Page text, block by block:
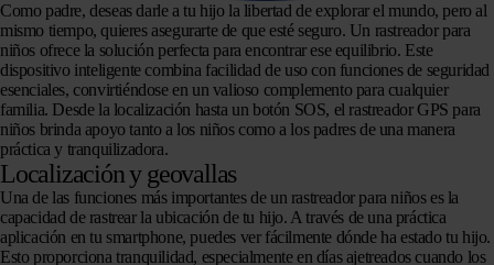
Como padre, deseas darle a tu hijo la libertad de explorar el mundo, pero al
mismo tiempo, quieres asegurarte de que esté seguro. Un rastreador para
niños ofrece la solución perfecta para encontrar ese equilibrio. Este
dispositivo inteligente combina facilidad de uso con funciones de seguridad
esenciales, convirtiéndose en un valioso complemento para cualquier
familia. Desde la localización hasta un botón SOS, el rastreador GPS para
niños brinda apoyo tanto a los niños como a los padres de una manera
práctica y tranquilizadora.
Localización y geovallas
Una de las funciones más importantes de un rastreador para niños es la
capacidad de rastrear la ubicación de tu hijo. A través de una práctica
aplicación en tu smartphone, puedes ver fácilmente dónde ha estado tu hijo.
Esto proporciona tranquilidad, especialmente en días ajetreados cuando los